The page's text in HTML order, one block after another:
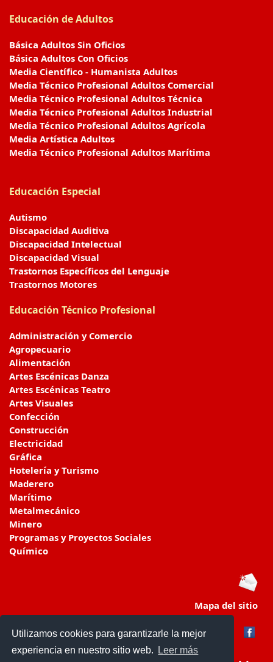
Utilizamos cookies para garantizarle la mejor
experiencia en nuestro sitio web.
Leer más
Educación de Adultos
Básica Adultos Sin Oficios
Básica Adultos Con Oficios
Media Científico - Humanista Adultos
Media Técnico Profesional Adultos Comercial
Media Técnico Profesional Adultos Técnica
Media Técnico Profesional Adultos Industrial
Media Técnico Profesional Adultos Agrícola
Media Artística Adultos
Media Técnico Profesional Adultos Marítima
Educación Especial
Autismo
Discapacidad Auditiva
Discapacidad Intelectual
Discapacidad Visual
Trastornos Específicos del Lenguaje
Trastornos Motores
Educación Técnico Profesional
Administración y Comercio
Agropecuario
Alimentación
Artes Escénicas Danza
Artes Escénicas Teatro
Artes Visuales
Confección
Construcción
Electricidad
Gráfica
Hotelería y Turismo
Maderero
Marítimo
Metalmecánico
Minero
Programas y Proyectos Sociales
Químico
Mapa del sitio